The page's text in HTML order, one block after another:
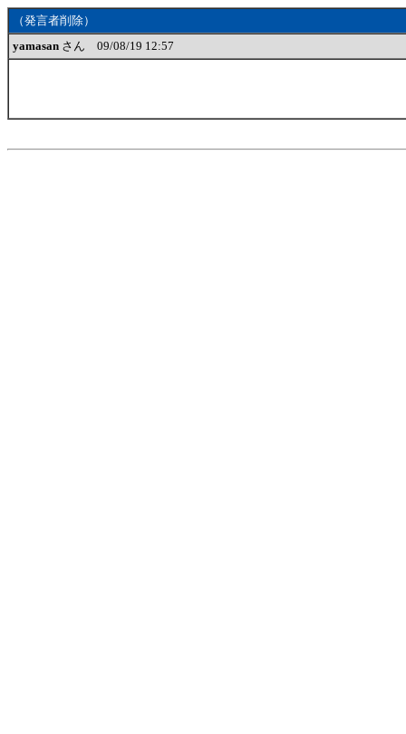
（発言者削除）
yamasan さん 09/08/19 12:57